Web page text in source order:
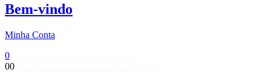
Bem-vindo
Minha Conta
0
00